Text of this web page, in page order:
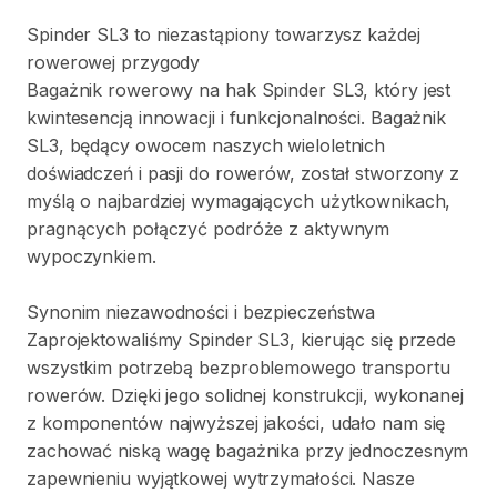
Spinder SL3 to niezastąpiony towarzysz każdej
rowerowej przygody
Bagażnik rowerowy na hak Spinder SL3​,​ który jest
kwintesencją innowacji i funkcjonalności. Bagażnik
SL3​,​ będący owocem naszych wieloletnich
doświadczeń i pasji do rowerów​,​ został stworzony z
myślą o najbardziej wymagających użytkownikach​,​
pragnących połączyć podróże z aktywnym
wypoczynkiem.
Synonim niezawodności i bezpieczeństwa
Zaprojektowaliśmy Spinder SL3​,​ kierując się przede
wszystkim potrzebą bezproblemowego transportu
rowerów. Dzięki jego solidnej konstrukcji​,​ wykonanej
z komponentów najwyższej jakości​,​ udało nam się
zachować niską wagę bagażnika przy jednoczesnym
zapewnieniu wyjątkowej wytrzymałości. Nasze